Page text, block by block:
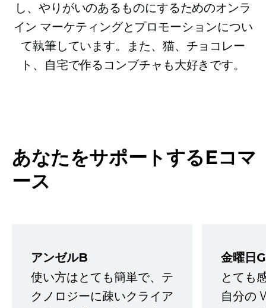
し、やりがいのあるものにするためのオンラ
イン マーケティングとプロモーションについ
て執筆しています。また、猫、チョコレー
ト、自宅で作るコンブチャも大好きです。
あなたをサポートするEコマ
ース
アンゼルB
使い方はとても簡単で、テ
クノロジーに疎いクライア
金曜日G
とても
自分の